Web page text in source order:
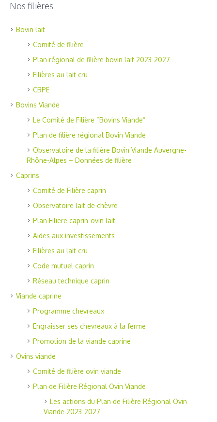
Nos filières
Bovin lait
Comité de filière
Plan régional de filière bovin lait 2023-2027
Filières au lait cru
CBPE
Bovins Viande
Le Comité de Filière “Bovins Viande”
Plan de filière régional Bovin Viande
Observatoire de la filière Bovin Viande Auvergne-
Rhône-Alpes – Données de filière
Caprins
Comité de Filière caprin
Observatoire lait de chèvre
Plan Filiere caprin-ovin lait
Aides aux investissements
Filières au lait cru
Code mutuel caprin
Réseau technique caprin
Viande caprine
Programme chevreaux
Engraisser ses chevreaux à la ferme
Promotion de la viande caprine
Ovins viande
Comité de filière ovin viande
Plan de Filière Régional Ovin Viande
Les actions du Plan de Filière Régional Ovin
Viande 2023-2027